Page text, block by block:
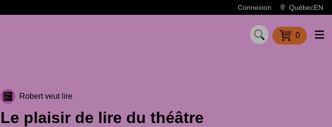
Connexion QuébecEN
0
Robert veut lire
Le plaisir de lire du théâtre